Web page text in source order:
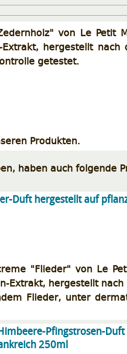
von Le Petit
hergestellt nach
getestet.
Produkten.
haben auch folgende
Duft hergestellt auf
"Flieder" von Le
Extrakt, hergestellt
Flieder, unter
Pfingstrosen-
250ml